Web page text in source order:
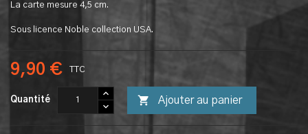
La carte mesure 4,5 cm.
Sous licence Noble collection USA.
9,90 € TTC
Quantité  Ajouter au panier